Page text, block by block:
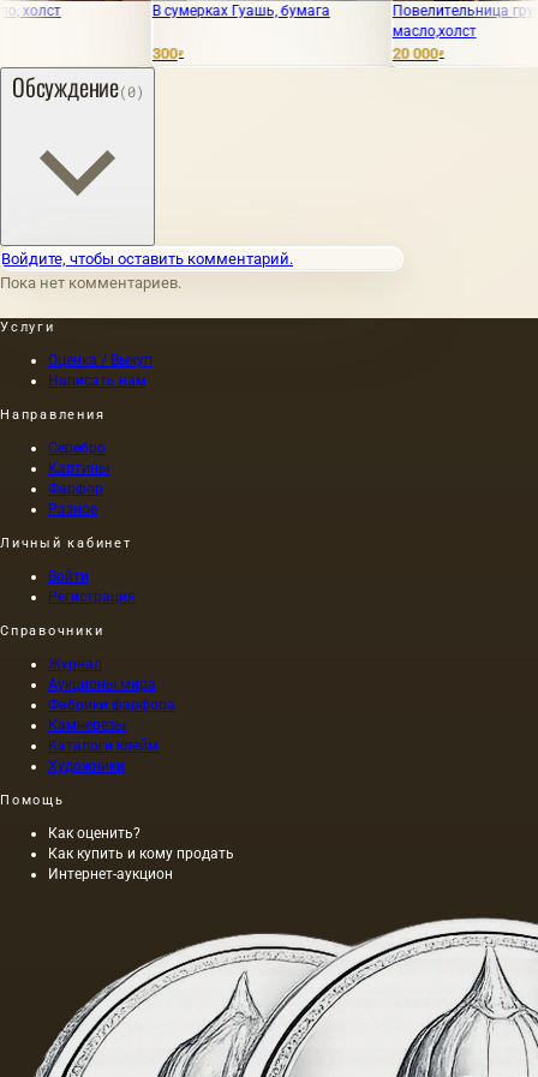
В сумерках Гуашь, бумага
Повелительница груш
Обсуждение(0)
Войдите, чтобы оставить комментарий.
Пока нет комментариев.
Услуги
Оценка / Выкуп
Написать нам
Направления
Серебро
Картины
Фарфор
Разное
Личный кабинет
Войти
Регистрация
Справочники
Журнал
Аукционы мира
Фабрики фарфора
Камнерезы
Каталоги клейм
Художники
Помощь
Как оценить?
Как купить и кому продать
Интернет-аукцион